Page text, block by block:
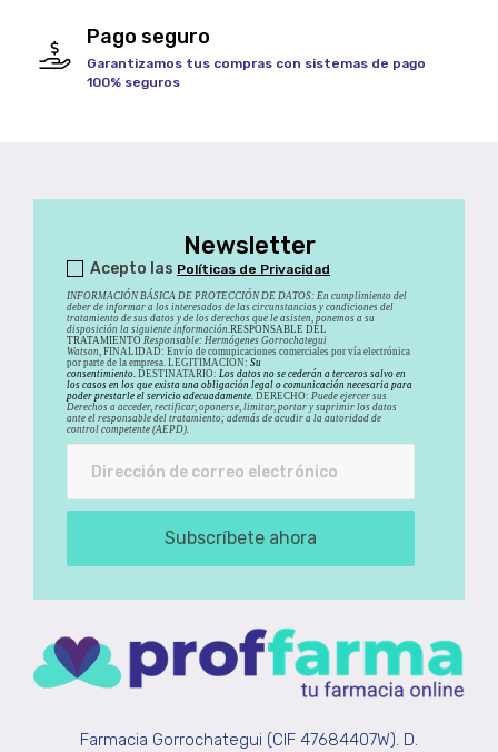
Pago seguro
Garantizamos tus compras con sistemas de pago
100% seguros
Newsletter
Acepto las Políticas de Privacidad
INFORMACIÓN BÁSICA DE PROTECCIÓN DE DATOS: En cumplimiento del
deber de informar a los interesados de las circunstancias y condiciones del
tratamiento de sus datos y de los derechos que le asisten, ponemos a su
disposición la siguiente información. RESPONSABLE DEL
TRATAMIENTO Responsable: Hermógenes Gorrochategui
Watson, FINALIDAD: Envío de comunicaciones comerciales por vía electrónica
por parte de la empresa. LEGITIMACIÓN: Su
consentimiento. DESTINATARIO: Los datos no se cederán a terceros salvo en
los casos en los que exista una obligación legal o comunicación necesaria para
poder prestarle el servicio adecuadamente. DERECHO: Puede ejercer sus
Derechos a acceder, rectificar, oponerse, limitar, portar y suprimir los datos
ante el responsable del tratamiento; además de acudir a la autoridad de
control competente (AEPD).
Subscríbete ahora
Farmacia Gorrochategui (CIF 47684407W). D.